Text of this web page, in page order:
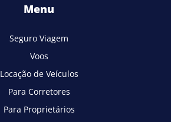
Menu
Seguro Viagem
Voos
Locação de Veículos
Para Corretores
Para Proprietários